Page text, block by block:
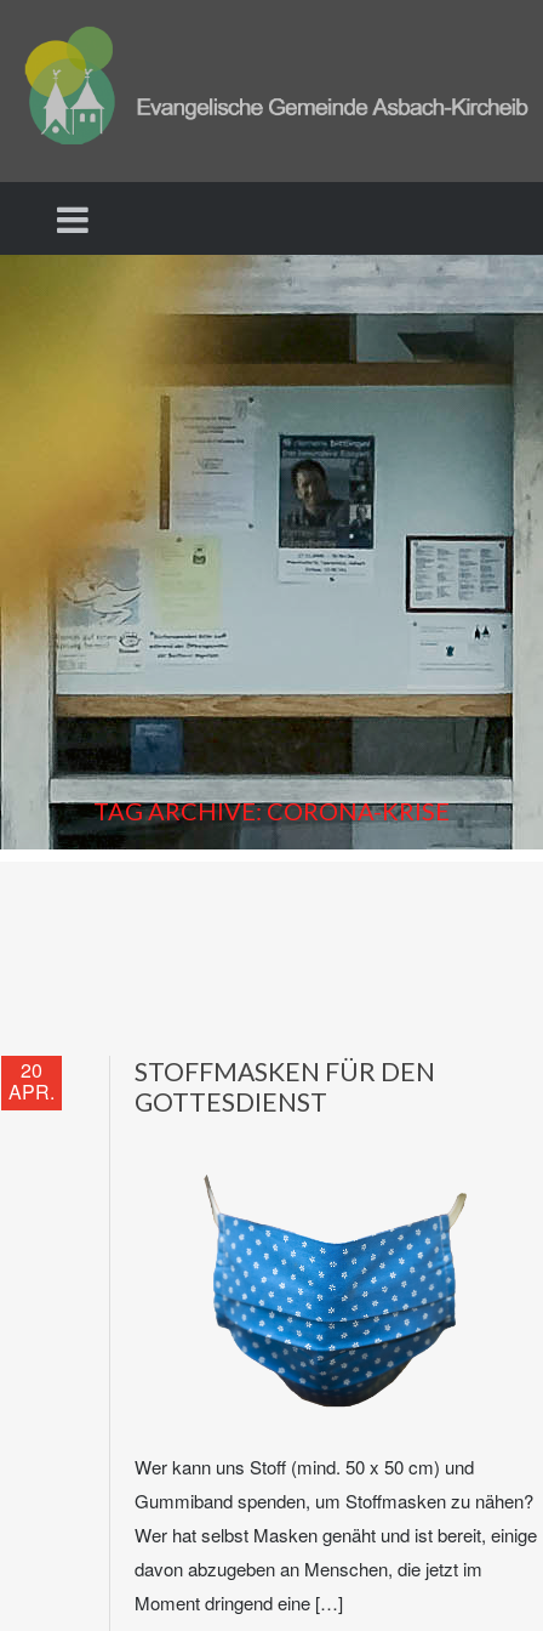
TAG ARCHIVE: CORONA-KRISE
20
APR.
STOFFMASKEN FÜR DEN
GOTTESDIENST
Wer kann uns Stoff (mind. 50 x 50 cm) und
Gummiband spenden, um Stoffmasken zu nähen?
Wer hat selbst Masken genäht und ist bereit, einige
davon abzugeben an Menschen, die jetzt im
Moment dringend eine […]